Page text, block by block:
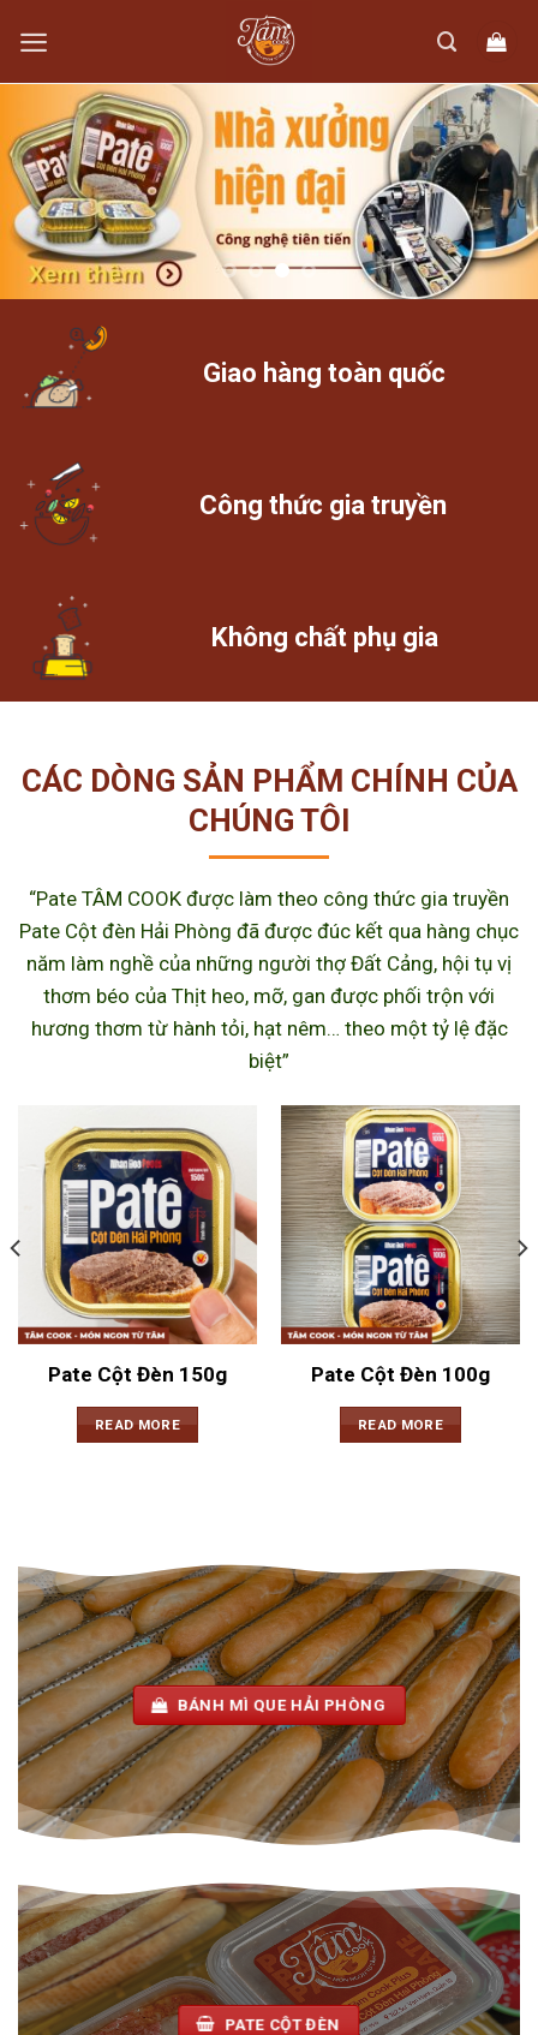
content
Giao hàng toàn quốc
Công thức gia truyền
Không chất phụ gia
CÁC DÒNG SẢN PHẨM CHÍNH CỦA
CHÚNG TÔI
“Pate TÂM COOK được làm theo công thức gia truyền
Pate Cột đèn Hải Phòng đã được đúc kết qua hàng chục
năm làm nghề của những người thợ Đất Cảng, hội tụ vị
thơm béo của Thịt heo, mỡ, gan được phối trộn với
hương thơm từ hành tỏi, hạt nêm… theo một tỷ lệ đặc
biệt”
Pate Cột Đèn 150g
READ MORE
Pate Cột Đèn 100g
READ MORE
BÁNH MÌ QUE HẢI PHÒNG
PATE CỘT ĐÈN